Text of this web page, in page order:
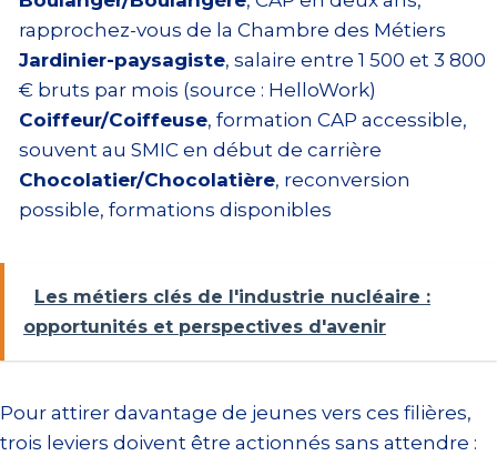
rapprochez-vous de la Chambre des Métiers
Jardinier-paysagiste, salaire entre 1 500 et 3 800
€ bruts par mois (source : HelloWork)
Coiffeur/Coiffeuse, formation CAP accessible,
souvent au SMIC en début de carrière
Chocolatier/Chocolatière, reconversion
possible, formations disponibles
Les métiers clés de l'industrie nucléaire :
opportunités et perspectives d'avenir
Pour attirer davantage de jeunes vers ces filières,
trois leviers doivent être actionnés sans attendre :